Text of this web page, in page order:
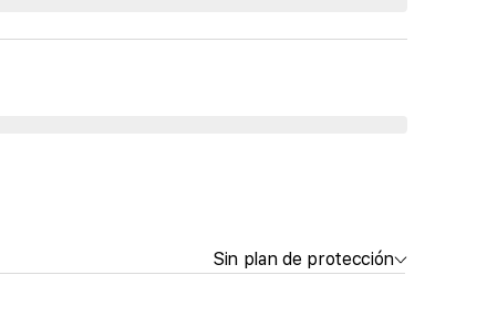
Sin plan de protección